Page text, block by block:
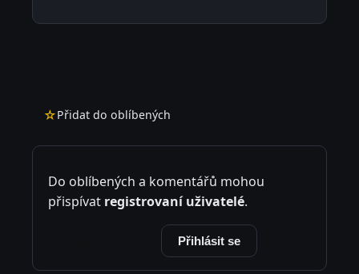
☆Přidat do oblíbených
Do oblíbených a komentářů mohou
přispívat registrovaní uživatelé.
Přihlásit se